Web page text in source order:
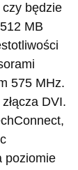
będzie
MB
575 MHz.
DVI.
poziomie